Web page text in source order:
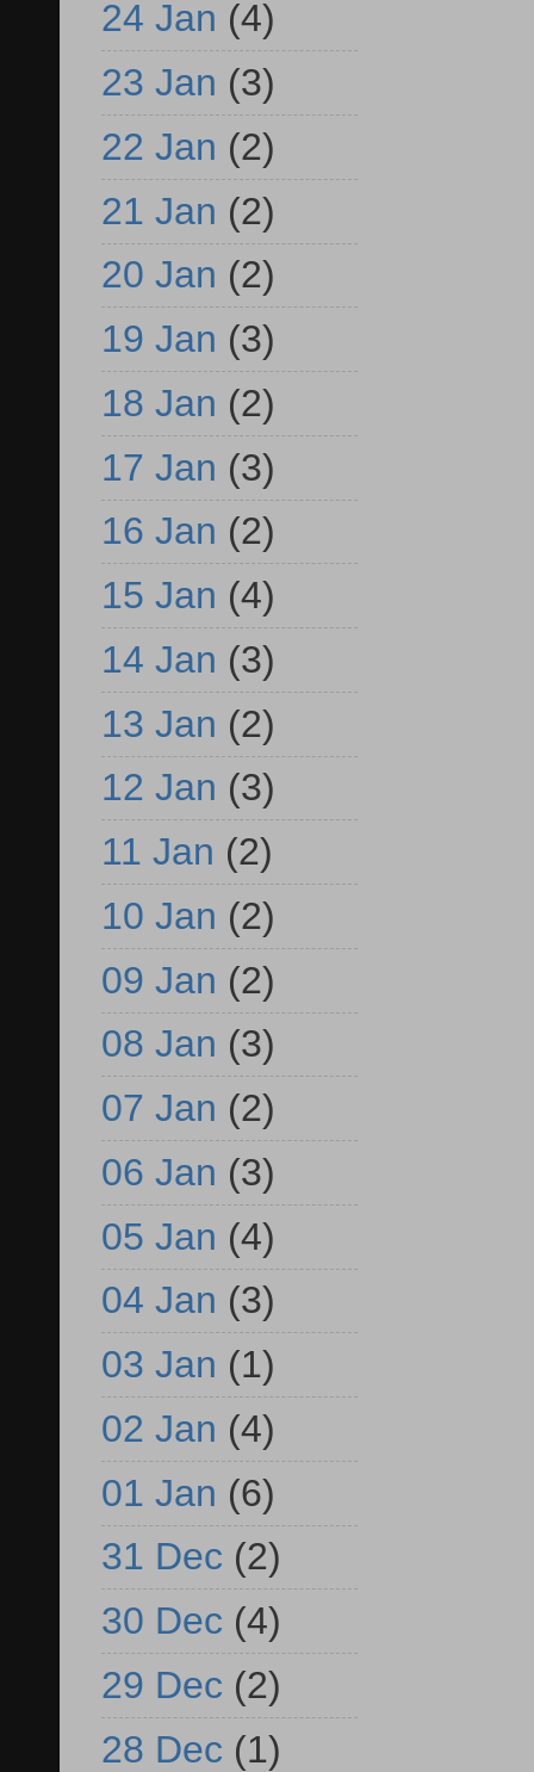
24 Jan (4)
23 Jan (3)
22 Jan (2)
21 Jan (2)
20 Jan (2)
19 Jan (3)
18 Jan (2)
17 Jan (3)
16 Jan (2)
15 Jan (4)
14 Jan (3)
13 Jan (2)
12 Jan (3)
11 Jan (2)
10 Jan (2)
09 Jan (2)
08 Jan (3)
07 Jan (2)
06 Jan (3)
05 Jan (4)
04 Jan (3)
03 Jan (1)
02 Jan (4)
01 Jan (6)
31 Dec (2)
30 Dec (4)
29 Dec (2)
28 Dec (1)